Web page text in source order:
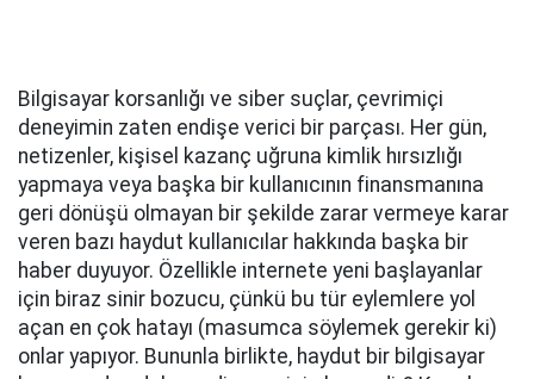
Bilgisayar korsanlığı ve siber suçlar, çevrimiçi
deneyimin zaten endişe verici bir parçası. Her gün,
netizenler, kişisel kazanç uğruna kimlik hırsızlığı
yapmaya veya başka bir kullanıcının finansmanına
geri dönüşü olmayan bir şekilde zarar vermeye karar
veren bazı haydut kullanıcılar hakkında başka bir
haber duyuyor. Özellikle internete yeni başlayanlar
için biraz sinir bozucu, çünkü bu tür eylemlere yol
açan en çok hatayı (masumca söylemek gerekir ki)
onlar yapıyor. Bununla birlikte, haydut bir bilgisayar